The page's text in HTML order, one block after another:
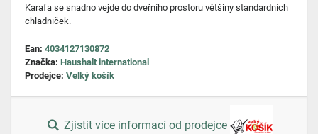
Karafa se snadno vejde do dveřního prostoru většiny standardních
chladniček.
Ean: 4034127130872
Značka: Haushalt international
Prodejce: Velký košík
Zjistit více informací od prodejce